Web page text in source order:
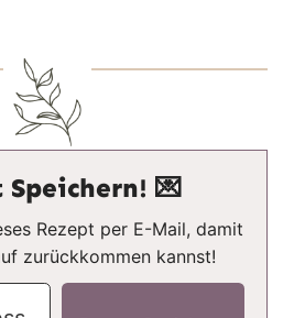
Speichern! 💌
Rezept per E-Mail, damit
zurückkommen kannst!